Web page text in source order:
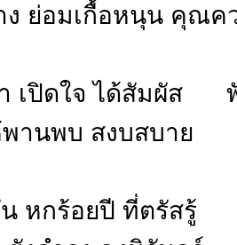
ง ย่อมเกื้อหนุน คุณ
เปิดใจ ได้สัมผัส
พานพบ สงบสบาย
หกร้อยปี ที่ตรัสรู้